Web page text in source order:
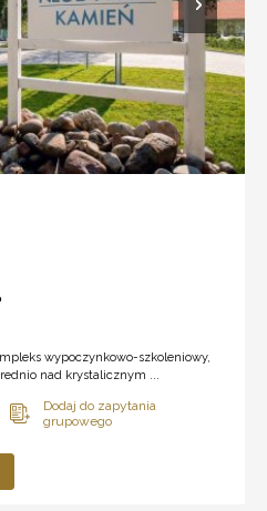
wypoczynkowo-szkoleniowy,
nad krystalicznym ...